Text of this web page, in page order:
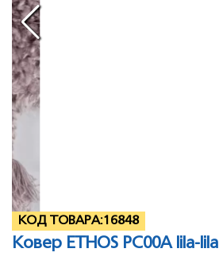
КОД ТОВАРА:16848
Ковер ETHOS PC00A lila-lila